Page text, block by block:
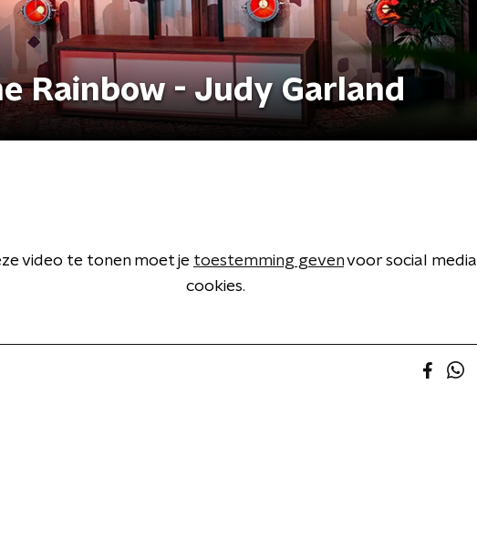
Rainbow - Judy Garland
video te tonen moet je toestemming gevenvoor social media
cookies.